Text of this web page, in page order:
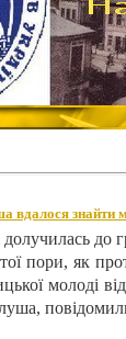
знайти
до
пори, як
молоді